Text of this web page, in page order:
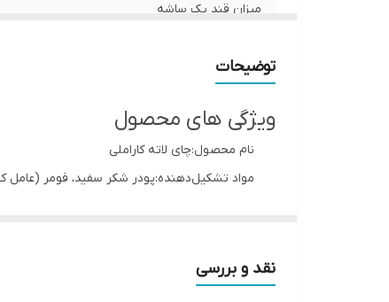
میزان قند یک ساشه
توضیحات
ویژگی های محصول
نام محصول:چای لاته کاراملی
مواد تشکیل‌دهنده:پودر شکر سفید، فومر
میزان قند یک ساشه:9/52 گرم
میزان چربی یک ساشه:0.08 گرم
نقد و بررسی